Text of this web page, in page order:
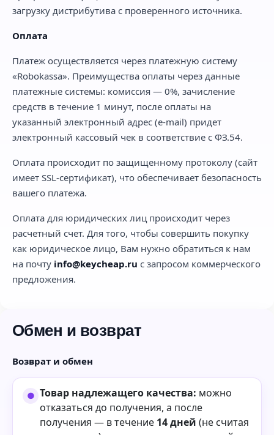
загрузку дистрибутива с проверенного источника.
Оплата
Платеж осуществляется через платежную систему
«Robokassa». Преимущества оплаты через данные
платежные системы: комиссия — 0%, зачисление
средств в течение 1 минут, после оплаты на
указанный электронный адрес (e-mail) придет
электронный кассовый чек в соответствие с ФЗ.54.
Оплата происходит по защищенному протоколу (сайт
имеет SSL-сертификат), что обеспечивает безопасность
вашего платежа.
Оплата для юридических лиц происходит через
расчетный счет. Для того, чтобы совершить покупку
как юридическое лицо, Вам нужно обратиться к нам
на почту info@keycheap.ru с запросом коммерческого
предложения.
Обмен и возврат
Возврат и обмен
Товар надлежащего качества: можно
отказаться до получения, а после
получения — в течение 14 дней (не считая